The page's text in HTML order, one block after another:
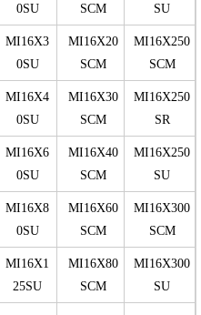
0SU
SCM
SU
MI16X3
0SU
MI16X20
SCM
MI16X250
SCM
MI16X4
0SU
MI16X30
SCM
MI16X250
SR
MI16X6
0SU
MI16X40
SCM
MI16X250
SU
MI16X8
0SU
MI16X60
SCM
MI16X300
SCM
MI16X1
25SU
MI16X80
SCM
MI16X300
SU